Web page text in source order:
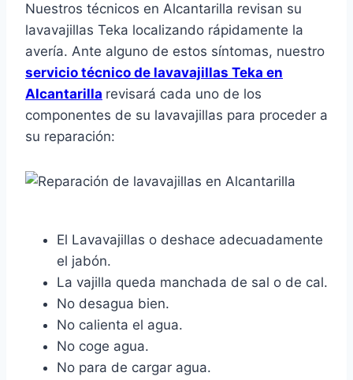
Nuestros técnicos en Alcantarilla revisan su
lavavajillas Teka localizando rápidamente la
avería. Ante alguno de estos síntomas, nuestro
servicio técnico de lavavajillas Teka en
Alcantarilla revisará cada uno de los
componentes de su lavavajillas para proceder a
su reparación:
El Lavavajillas o deshace adecuadamente
el jabón.
La vajilla queda manchada de sal o de cal.
No desagua bien.
No calienta el agua.
No coge agua.
No para de cargar agua.